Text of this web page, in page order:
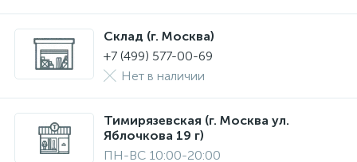
Склад (г. Москва)
+7 (499) 577-00-69
Нет в наличии
Тимирязевская (г. Москва ул.
Яблочкова 19 г)
ПН-ВС 10:00-20:00